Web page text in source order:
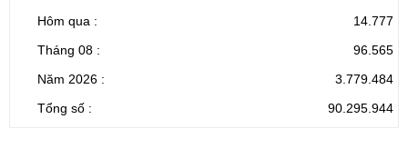
Hôm qua :
14.777
Tháng 08 :
96.565
Năm 2026 :
3.779.484
Tổng số :
90.295.944